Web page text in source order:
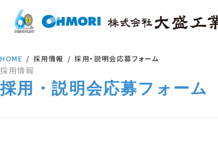
HOME 採用情報 採用・説明会応募フォーム
採用情報
採用・説明会応募フォーム